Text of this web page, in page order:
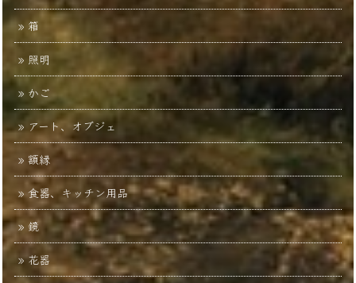
箱
照明
かご
アート、オブジェ
額縁
食器、キッチン用品
鏡
花器